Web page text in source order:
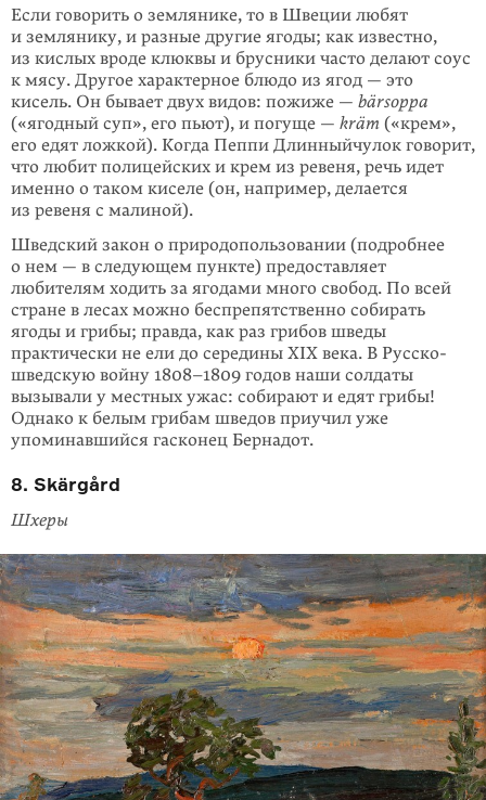
Если говорить о землянике, то в Швеции любят
и землянику, и разные другие ягоды; как известно,
из кислых вроде клюквы и брусники часто делают соус
к мясу. Другое характерное блюдо из ягод — это
кисель. Он бывает двух видов: пожиже — bärsoppa
(«ягодный суп», его пьют), и погуще — kräm («крем»,
его едят ложкой). Когда Пеппи Длинныйчулок говорит,
что любит полицейских и крем из ревеня, речь идет
именно о таком киселе (он, например, делается
из ревеня с малиной).
Шведский закон о природопользовании (подробнее
о нем — в следующем пункте) предоставляет
любителям ходить за ягодами много свобод. По всей
стране в лесах можно беспрепятственно собирать
ягоды и грибы; правда, как раз грибов шведы
практически не ели до середины XIX века. В Русско-
швед­скую войну 1808–1809 годов наши солдаты
вызывали у местных ужас: соби­рают и едят грибы!
Однако к белым грибам шведов приучил уже
упоминавшийся гасконец Бернадот.
8. Skärgård
Шхеры